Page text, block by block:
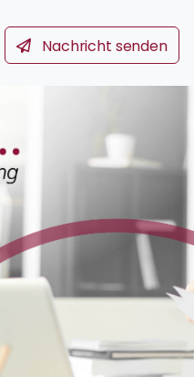
Nachricht senden